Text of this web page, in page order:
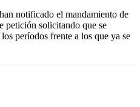
notificado el mandamiento de
petición solicitando que se
períodos frente a los que ya se